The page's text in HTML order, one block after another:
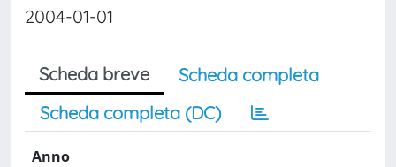
2004-01-01
Scheda breve
Scheda completa
Scheda completa (DC)
Anno